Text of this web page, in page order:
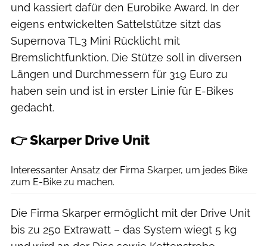
und kassiert dafür den Eurobike Award. In der
eigens entwickelten Sattelstütze sitzt das
Supernova TL3 Mini Rücklicht mit
Bremslichtfunktion. Die Stütze soll in diversen
Längen und Durchmessern für 319 Euro zu
haben sein und ist in erster Linie für E-Bikes
gedacht.
👉 Skarper Drive Unit
Interessanter Ansatz der Firma Skarper, um jedes Bike
zum E-Bike zu machen.
Die Firma Skarper ermöglicht mit der Drive Unit
bis zu 250 Extrawatt – das System wiegt 5 kg